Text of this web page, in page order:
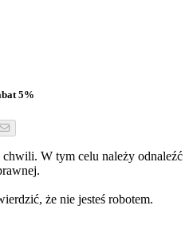
5%
W tym celu należy odnaleźć
że nie jesteś robotem.